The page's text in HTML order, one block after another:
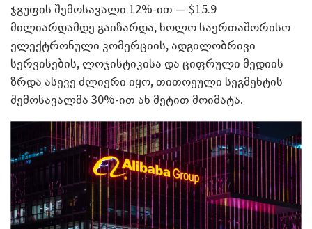
ჯგუფის შემოსავალი 12%-ით — $15.9
მილიარდამდე გაიზარდა, ხოლო საერთაშორისო
ელექტრონული კომერციის, ადგილობრივი
სერვისების, ლოჯისტიკისა და ციფრული მედიის
ზრდა ასევე ძლიერი იყო, თითოეული სეგმენტის
შემოსავალმა 30%-ით ან მეტით მოიმატა.